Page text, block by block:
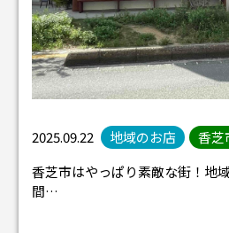
2025.09.22 地域のお店
香芝
香芝市はやっぱり素敵な街！地
間…